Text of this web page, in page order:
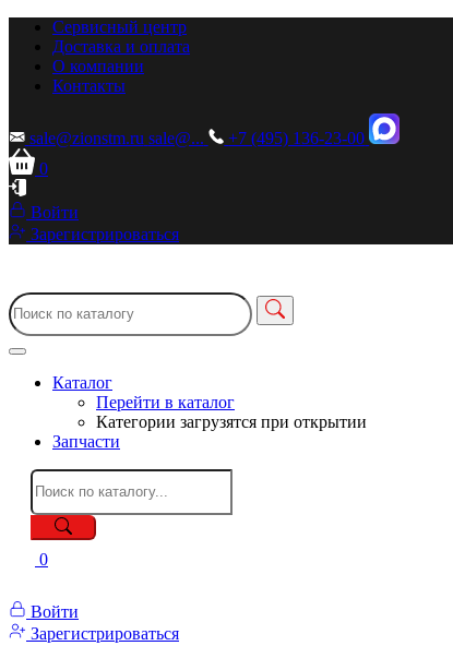
Сервисный центр
Доставка и оплата
О компании
Контакты
sale@zionstm.ru sale@...
+7 (495) 136-23-00
0
Войти
Зарегистрироваться
Каталог
Перейти в каталог
Категории загрузятся при открытии
Запчасти
0
Войти
Зарегистрироваться